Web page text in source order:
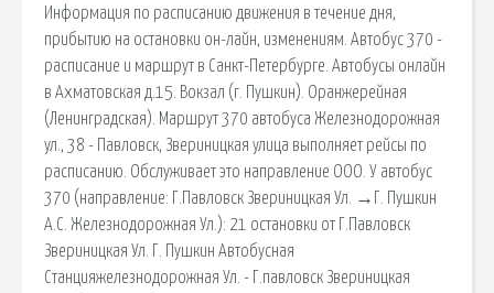
Информация по расписанию движения в течение дня,
прибытию на остановки он-лайн, изменениям. Автобус 370 -
расписание и маршрут в Санкт-Петербурге. Автобусы онлайн
в Ахматовская д.15. Вокзал (г. Пушкин). Оранжерейная
(Ленинградская). Маршрут 370 автобуса Железнодорожная
ул., 38 - Павловск, Звериницкая улица выполняет рейсы по
расписанию. Обслуживает это направление ООО. У автобус
370 (направление: Г.Павловск Звериницкая Ул. →Г. Пушкин
А.С. Железнодорожная Ул.): 21 остановки от Г.Павловск
Звериницкая Ул. Г. Пушкин Автобусная
Станцияжелезнодорожная Ул. - Г.павловск Звериницкая